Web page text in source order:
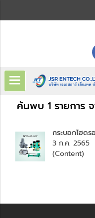
ค้นพบ 1 รายการ
กระบอกไฮด
3 ก.ค. 2565
(Content)